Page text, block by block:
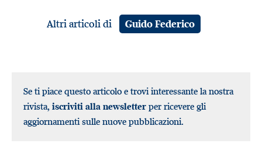
Altri articoli di Guido Federico
Se ti piace questo articolo e trovi interessante la nostra
rivista, iscriviti alla newsletter per ricevere gli
aggiornamenti sulle nuove pubblicazioni.